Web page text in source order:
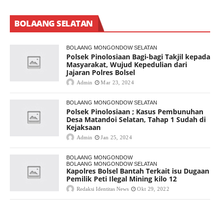
BOLAANG SELATAN
BOLAANG MONGONDOW SELATAN
Polsek Pinolosiaan Bagi-bagi Takjil kepada
Masyarakat, Wujud Kepedulian dari
Jajaran Polres Bolsel
Admin Mar 23, 2024
BOLAANG MONGONDOW SELATAN
Polsek Pinolosiaan ; Kasus Pembunuhan
Desa Matandoi Selatan, Tahap 1 Sudah di
Kejaksaan
Admin Jan 25, 2024
BOLAANG MONGONDOW
BOLAANG MONGONDOW SELATAN
Kapolres Bolsel Bantah Terkait isu Dugaan
Pemilik Peti Ilegal Mining kilo 12
Redaksi Identitas News Okt 29, 2022